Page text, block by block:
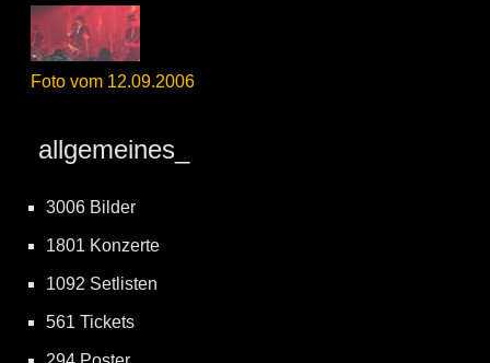
Foto vom 12.09.2006
allgemeines_
3006 Bilder
1801 Konzerte
1092 Setlisten
561 Tickets